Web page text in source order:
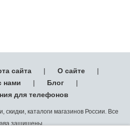
сайта | О сайте
|
нами
| Блог
|
для телефонов
каталоги магазинов России. Все
защищены.